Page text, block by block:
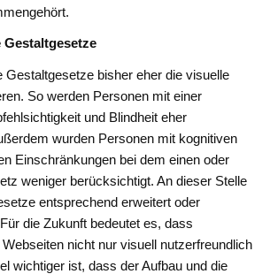
Gestaltgesetze bisher eher die visuelle
So werden Personen mit einer
und Blindheit eher
wurden Personen mit kognitiven
Einschränkungen bei dem einen oder
weniger berücksichtigt. An dieser Stelle
entsprechend erweitert oder
die Zukunft bedeutet es, dass
nicht nur visuell nutzerfreundlich
wichtiger ist, dass der Aufbau und die